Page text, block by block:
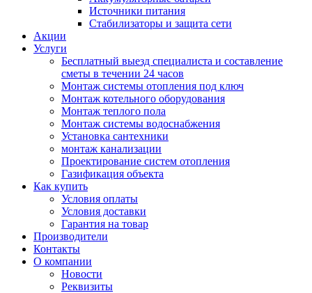
Источники питания
Стабилизаторы и защита сети
Акции
Услуги
Бесплатный выезд специалиста и составление
сметы в течении 24 часов
Монтаж системы отопления под ключ
Монтаж котельного оборудования
Монтаж теплого пола
Монтаж системы водоснабжения
Установка сантехники
монтаж канализации
Проектирование систем отопления
Газификация объекта
Как купить
Условия оплаты
Условия доставки
Гарантия на товар
Производители
Контакты
О компании
Новости
Реквизиты